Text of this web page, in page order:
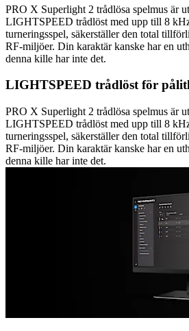
PRO X Superlight 2 trådlösa spelmus är
LIGHTSPEED trådlöst med upp till 8
turneringsspel, säkerställer den total
RF-miljöer. Din karaktär kanske har en
denna kille har inte det.
LIGHTSPEED trådlöst för
PRO X Superlight 2 trådlösa spelmus är
LIGHTSPEED trådlöst med upp till 8
turneringsspel, säkerställer den total
RF-miljöer. Din karaktär kanske har en
denna kille har inte det.